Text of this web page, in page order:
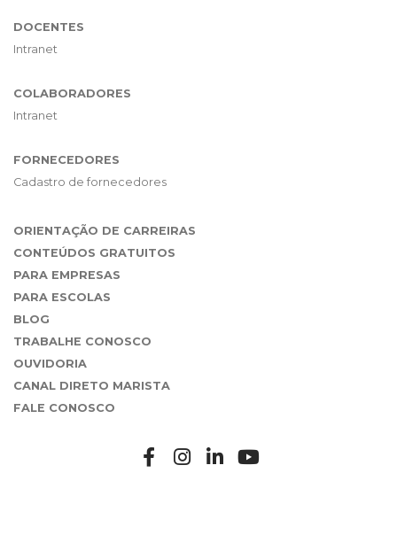
DOCENTES
Intranet
COLABORADORES
Intranet
FORNECEDORES
Cadastro de fornecedores
ORIENTAÇÃO DE CARREIRAS
CONTEÚDOS GRATUITOS
PARA EMPRESAS
PARA ESCOLAS
BLOG
TRABALHE CONOSCO
OUVIDORIA
CANAL DIRETO MARISTA
FALE CONOSCO